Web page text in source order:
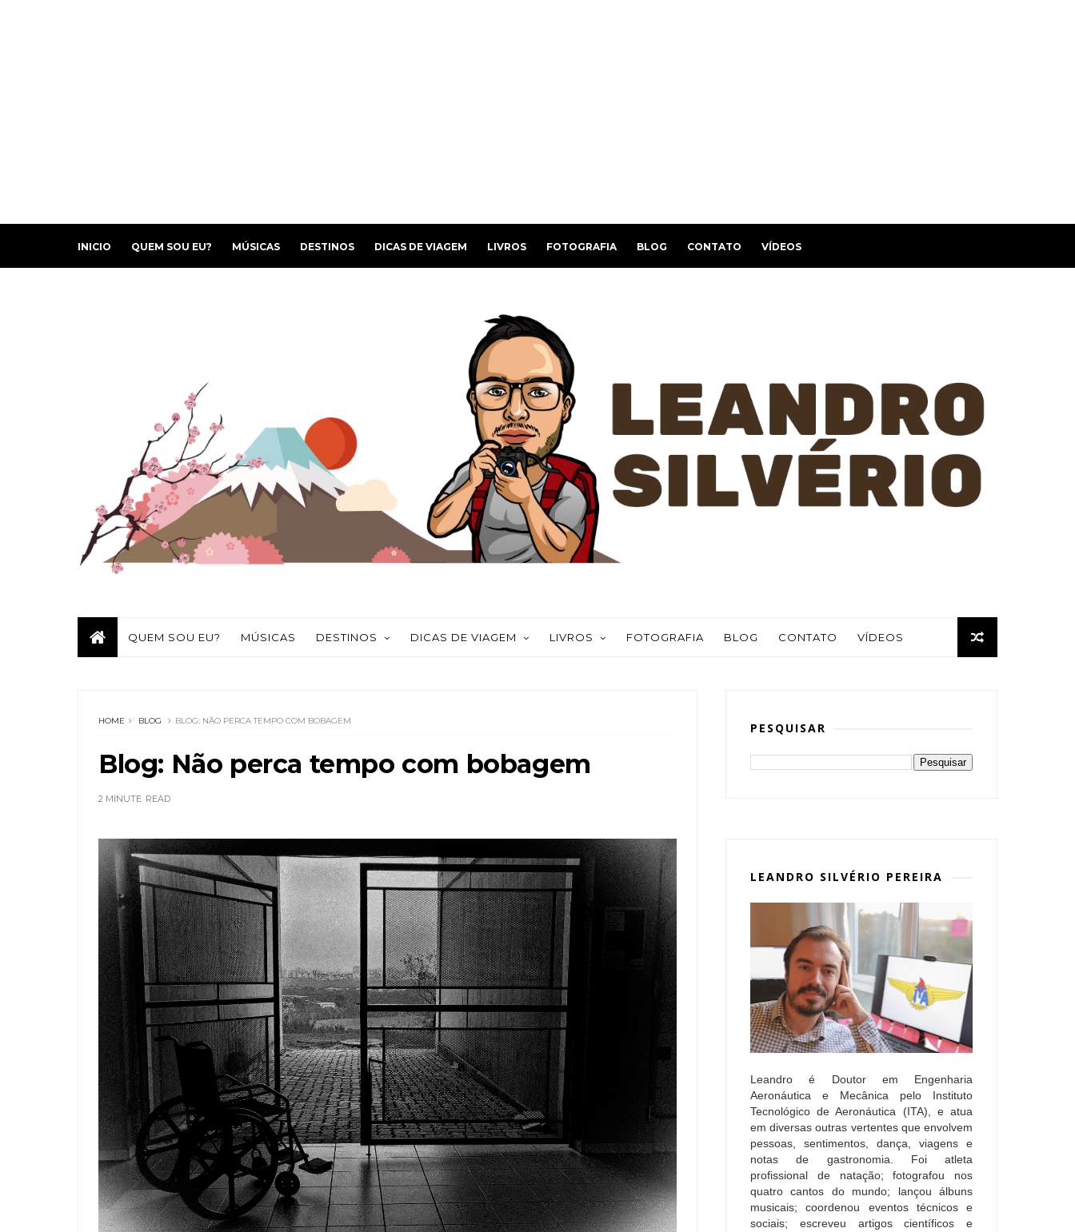
INICIO QUEM SOU EU? MÚSICAS DESTINOS DICAS DE VIAGEM LIVROS FOTOGRAFIA BLOG CONTATO VÍDEOS
QUEM SOU EU? MÚSICAS DESTINOS DICAS DE VIAGEM LIVROS FOTOGRAFIA BLOG CONTATO VÍDEOS
HOME BLOG BLOG: NÃO PERCA TEMPO COM BOBAGEM
Blog: Não perca tempo com bobagem
2 MINUTE READ
PESQUISAR
LEANDRO SILVÉRIO PEREIRA
Leandro é Doutor em Engenharia
Aeronáutica e Mecânica pelo Instituto
Tecnológico de Aeronáutica (ITA), e atua
em diversas outras vertentes que envolvem
pessoas, sentimentos, dança, viagens e
notas de gastronomia. Foi atleta
profissional de natação; fotografou nos
quatro cantos do mundo; lançou álbuns
musicais; coordenou eventos técnicos e
sociais; escreveu artigos científicos e